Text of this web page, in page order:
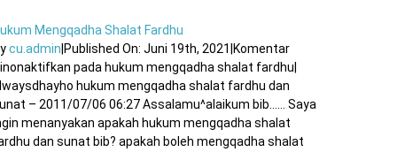
Mengqadha Shalat Fardhu
cu.admin Published On: Juni 19th, 2021 Komentar
pada hukum mengqadha shalat fardhu
hukum mengqadha shalat fardhu dan
– 2011/07/06 06:27 Assalamu^alaikum bib…… Saya
menanyakan apakah hukum mengqadha shalat
dan sunat bib? apakah boleh mengqadha shalat